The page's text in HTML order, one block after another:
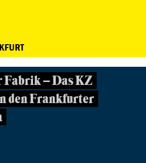
– Das KZ
den Frankfurter